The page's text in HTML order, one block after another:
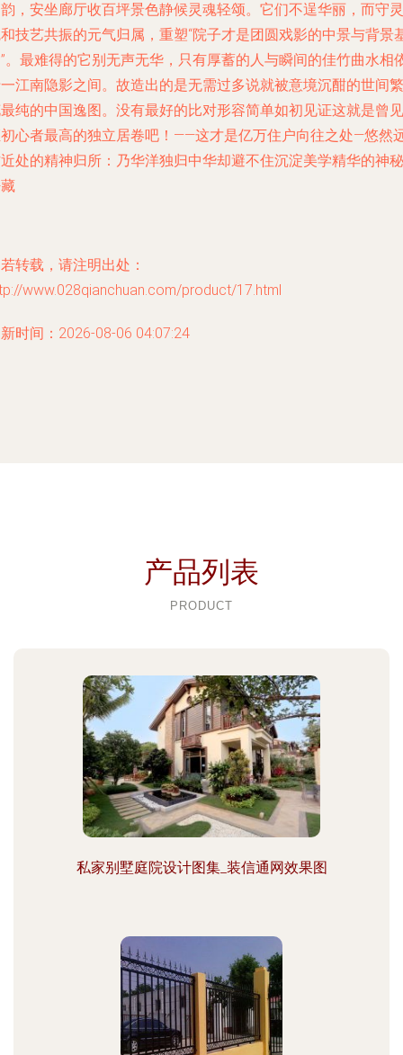
，安坐廊厅收百坪景色静候灵魂轻颂。它们不逞华丽，而守灵
技艺共振的元气归属，重塑“院子才是团圆戏影的中景与背景
。最难得的它别无声无华，只有厚蓄的人与瞬间的佳竹曲水相
江南隐影之间。故造出的是无需过多说就被意境沉酣的世间繁
纯的中国逸图。没有最好的比对形容简单如初见证这就是曾见
心者最高的独立居卷吧！——这才是亿万住户向往之处—悠然
处的精神归所：乃华洋独归中华却避不住沉淀美学精华的神秘
转载，请注明出处：
www.028qianchuan.com/product/17.html
时间：2026-08-06 04:07:24
产品列表
PRODUCT
私家别墅庭院设计图集_装信通网效果图